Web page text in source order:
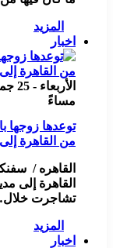
المزيد
اخبار
مساءً
توعدها زوجها
من القاهرة إلى جدة
القاهره /
القاهرة إلى
تشاجرت
المزيد
اخبار